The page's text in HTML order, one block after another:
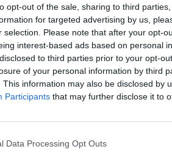
opt-out of the sale, sharing to third
for targeted advertising by us,
selection. Please note that after your opt-
interest-based ads based on personal
to third parties prior to your opt-
of your personal information by third
This information may also be disclosed by
Participants that may further disclose it to
Data Processing Opt Outs
konferencija laida Be